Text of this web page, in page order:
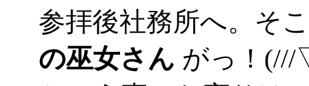
参拝後社務所へ。そ
の巫女さん がっ！